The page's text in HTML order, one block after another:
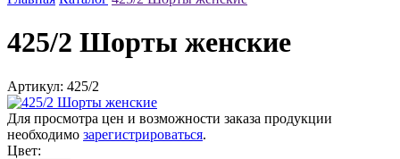
425/2 Шорты женские
Артикул: 425/2
Для просмотра цен и возможности заказа продукции
необходимо зарегистрироваться.
Цвет: